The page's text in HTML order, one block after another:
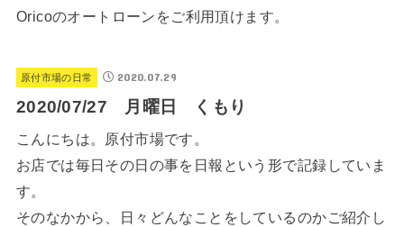
Oricoのオートローンをご利用頂けます。
原付市場の日常 2020.07.29
2020/07/27 月曜日 くもり
こんにちは。原付市場です。
お店では毎日その日の事を日報という形で記録していま
す。
そのなかから、日々どんなことをしているのかご紹介し